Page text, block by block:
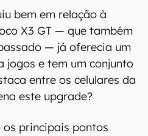
bem em relação à
X3 GT — que também
— já oferecia um
jogos e tem um conjunto
entre os celulares da
este upgrade?
os principais pontos